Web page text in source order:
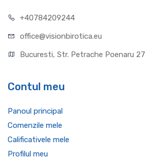
+40784209244
office@visionbirotica.eu
Bucuresti, Str. Petrache Poenaru 27
Contul meu
Panoul principal
Comenzile mele
Calificativele mele
Profilul meu